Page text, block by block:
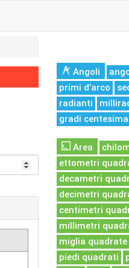
Angoli
primi d’arco
radianti
gradi
Area
ettometri
decametri
decimetri
centimetri
millimetri
miglia quadrate
piedi quadrati